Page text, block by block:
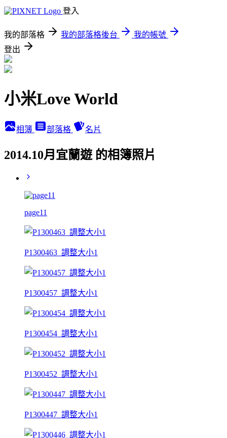
登入
我的部落格 我的部落格後台
我的帳號
登出
小米Love World
相簿 部落格 名片
2014.10月宜蘭遊 的相簿照片
page11
P1300463_調整大小1
P1300457_調整大小1
P1300454_調整大小1
P1300452_調整大小1
P1300447_調整大小1